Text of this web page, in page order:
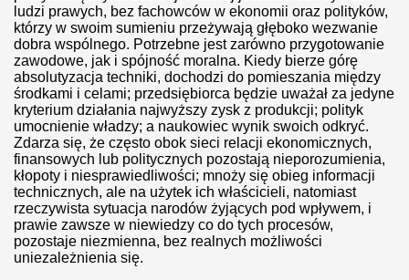
ludzi prawych, bez fachowców w ekonomii oraz polityków,
którzy w swoim sumieniu przeżywają głęboko wezwanie
dobra wspólnego. Potrzebne jest zarówno przygotowanie
zawodowe, jak i spójność moralna. Kiedy bierze górę
absolutyzacja techniki, dochodzi do pomieszania między
środkami i celami; przedsiębiorca będzie uważał za jedyne
kryterium działania najwyższy zysk z produkcji; polityk
umocnienie władzy; a naukowiec wynik swoich odkryć.
Zdarza się, że często obok sieci relacji ekonomicznych,
finansowych lub politycznych pozostają nieporozumienia,
kłopoty i niesprawiedliwości; mnoży się obieg informacji
technicznych, ale na użytek ich właścicieli, natomiast
rzeczywista sytuacja narodów żyjących pod wpływem, i
prawie zawsze w niewiedzy co do tych procesów,
pozostaje niezmienna, bez realnych możliwości
uniezależnienia się.
w Kościele!
trzeba rozkładać od środka
ZROBIĆ